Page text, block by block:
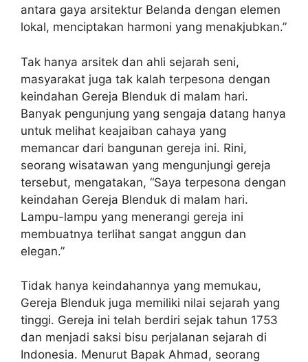
antara gaya arsitektur Belanda dengan elemen
lokal, menciptakan harmoni yang menakjubkan.”
Tak hanya arsitek dan ahli sejarah seni,
masyarakat juga tak kalah terpesona dengan
keindahan Gereja Blenduk di malam hari.
Banyak pengunjung yang sengaja datang hanya
untuk melihat keajaiban cahaya yang
memancar dari bangunan gereja ini. Rini,
seorang wisatawan yang mengunjungi gereja
tersebut, mengatakan, “Saya terpesona dengan
keindahan Gereja Blenduk di malam hari.
Lampu-lampu yang menerangi gereja ini
membuatnya terlihat sangat anggun dan
elegan.”
Tidak hanya keindahannya yang memukau,
Gereja Blenduk juga memiliki nilai sejarah yang
tinggi. Gereja ini telah berdiri sejak tahun 1753
dan menjadi saksi bisu perjalanan sejarah di
Indonesia. Menurut Bapak Ahmad, seorang